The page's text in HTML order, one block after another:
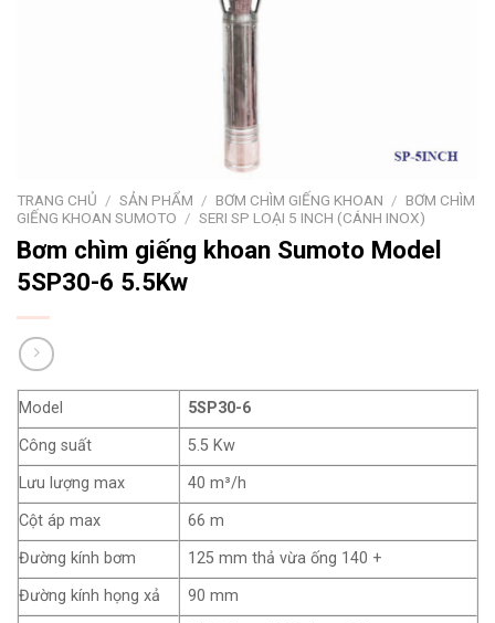
TRANG CHỦ / SẢN PHẨM / BƠM CHÌM GIẾNG KHOAN / BƠM CHÌM
GIẾNG KHOAN SUMOTO / SERI SP LOẠI 5 INCH (CÁNH INOX)
Bơm chìm giếng khoan Sumoto Model
5SP30-6 5.5Kw
Model
5SP30-6
Công suất
5.5 Kw
Lưu lượng max
40 m³/h
Cột áp max
66 m
Đường kính bơm
125 mm thả vừa ống 140 +
Đường kính họng xả
90 mm